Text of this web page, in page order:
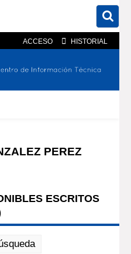
ACCESO HISTORIAL
En el sitio
PEREZ
ESCRITOS